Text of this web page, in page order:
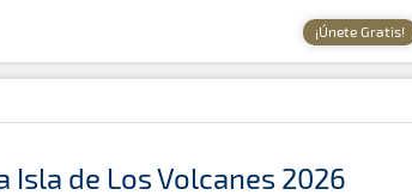
¡Únete Gratis!
de Los Volcanes 2026